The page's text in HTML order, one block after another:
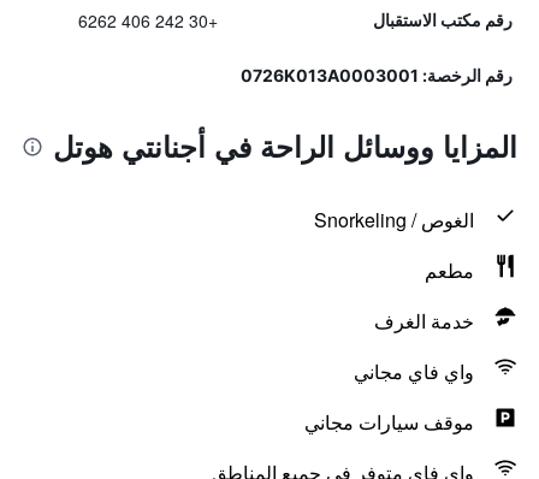
رقم مكتب الاستقبال +30 242 406 6262
رقم الرخصة: 0726Κ013Α0003001
المزايا ووسائل الراحة في أجنانتي هوتل
الغوص / Snorkeling
مطعم
خدمة الغرف
واي فاي مجاني
موقف سيارات مجاني
واي فاي متوفر في جميع المناطق